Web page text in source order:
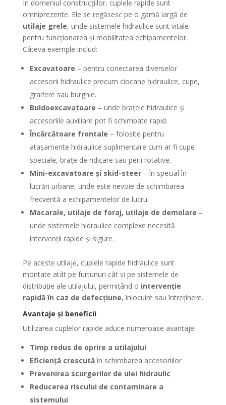
În domeniul construcțiilor, cuplele rapide sunt
omniprezente. Ele se regăsesc pe o gamă largă de
utilaje grele, unde sistemele hidraulice sunt vitale
pentru funcționarea și mobilitatea echipamentelor.
Câteva exemple includ:
Excavatoare – pentru conectarea diverselor
accesorii hidraulice precum ciocane hidraulice, cupe,
graifere sau burghie.
Buldoexcavatoare – unde brațele hidraulice și
accesoriile auxiliare pot fi schimbate rapid.
Încărcătoare frontale – folosite pentru
atașamente hidraulice suplimentare cum ar fi cupe
speciale, brațe de ridicare sau perii rotative.
Mini-excavatoare și skid-steer– în special în
lucrări urbane, unde este nevoie de schimbarea
frecventă a echipamentelor de lucru.
Macarale, utilaje de foraj, utilaje de demolare –
unde sistemele hidraulice complexe necesită
intervenții rapide și sigure.
Pe aceste utilaje, cuplele rapide hidraulice sunt
montate atât pe furtunuri cât și pe sistemele de
distribuție ale utilajului, permițând o intervenție
rapidă în caz de defecțiune, înlocuire sau întreținere.
Avantaje și beneficii
Utilizarea cuplelor rapide aduce numeroase avantaje:
Timp redus de oprire a utilajului
Eficiență crescutăîn schimbarea accesoriilor
Prevenirea scurgerilor de ulei hidraulic
Reducerea riscului de contaminare a
sistemului